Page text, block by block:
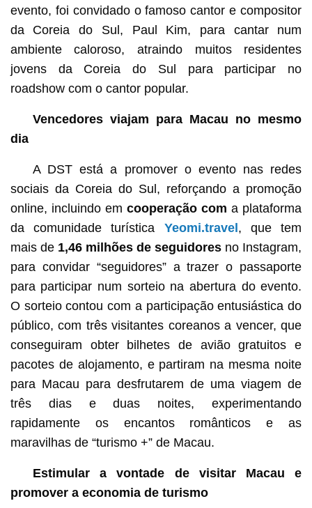
evento, foi convidado o famoso cantor e compositor
da Coreia do Sul, Paul Kim, para cantar num
ambiente caloroso, atraindo muitos residentes
jovens da Coreia do Sul para participar no
roadshow com o cantor popular.
Vencedores viajam para Macau no mesmo
dia
A DST está a promover o evento nas redes
sociais da Coreia do Sul, reforçando a promoção
online, incluindo em cooperação com a plataforma
da comunidade turística Yeomi.travel, que tem
mais de 1,46 milhões de seguidores no Instagram,
para convidar “seguidores” a trazer o passaporte
para participar num sorteio na abertura do evento.
O sorteio contou com a participação entusiástica do
público, com três visitantes coreanos a vencer, que
conseguiram obter bilhetes de avião gratuitos e
pacotes de alojamento, e partiram na mesma noite
para Macau para desfrutarem de uma viagem de
três dias e duas noites, experimentando
rapidamente os encantos românticos e as
maravilhas de “turismo +” de Macau.
Estimular a vontade de visitar Macau e
promover a economia de turismo